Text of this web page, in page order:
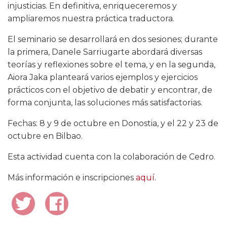
injusticias. En definitiva, enriqueceremos y
ampliaremos nuestra práctica traductora.
El seminario se desarrollará en dos sesiones; durante
la primera, Danele Sarriugarte abordará diversas
teorías y reflexiones sobre el tema, y en la segunda,
Aiora Jaka planteará varios ejemplos y ejercicios
prácticos con el objetivo de debatir y encontrar, de
forma conjunta, las soluciones más satisfactorias.
Fechas: 8 y 9 de octubre en Donostia, y el 22 y 23 de
octubre en Bilbao.
Esta actividad cuenta con la colaboración de Cedro.
Más información e inscripciones aquí.